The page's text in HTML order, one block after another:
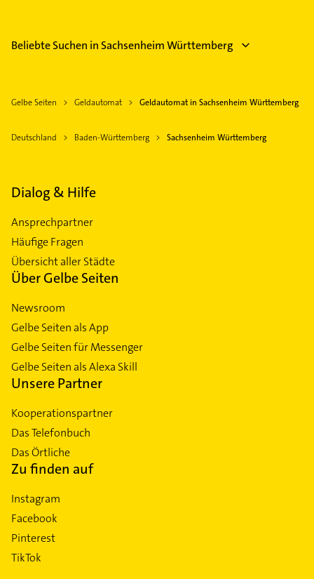
Beliebte Suchen in Sachsenheim Württemberg
Gelbe Seiten Geldautomat Geldautomat in Sachsenheim Württemberg
Deutschland Baden-Württemberg Sachsenheim Württemberg
Dialog & Hilfe
Ansprechpartner
Häufige Fragen
Übersicht aller Städte
Über Gelbe Seiten
Newsroom
Gelbe Seiten als App
Gelbe Seiten für Messenger
Gelbe Seiten als Alexa Skill
Unsere Partner
Kooperationspartner
Das Telefonbuch
Das Örtliche
Zu finden auf
Instagram
Facebook
Pinterest
TikTok